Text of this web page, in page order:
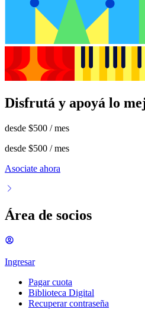
Disfrutá y apoyá lo
desde $500 / mes
desde $500 / mes
Asociate ahora
Área de socios
Ingresar
Pagar cuota
Biblioteca Digital
Recuperar contraseña